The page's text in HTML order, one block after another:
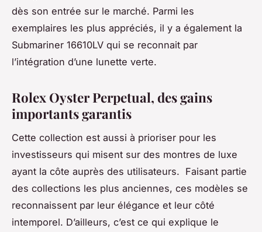
dès son entrée sur le marché. Parmi les
exemplaires les plus appréciés, il y a également la
Submariner 16610LV qui se reconnait par
l’intégration d’une lunette verte.
Rolex Oyster Perpetual, des gains
importants garantis
Cette collection est aussi à prioriser pour les
investisseurs qui misent sur des montres de luxe
ayant la côte auprès des utilisateurs. Faisant partie
des collections les plus anciennes, ces modèles se
reconnaissent par leur élégance et leur côté
intemporel. D’ailleurs, c’est ce qui explique le